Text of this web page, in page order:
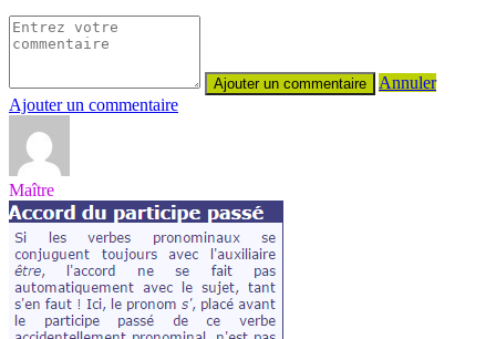
Annuler
Ajouter un commentaire
Maître